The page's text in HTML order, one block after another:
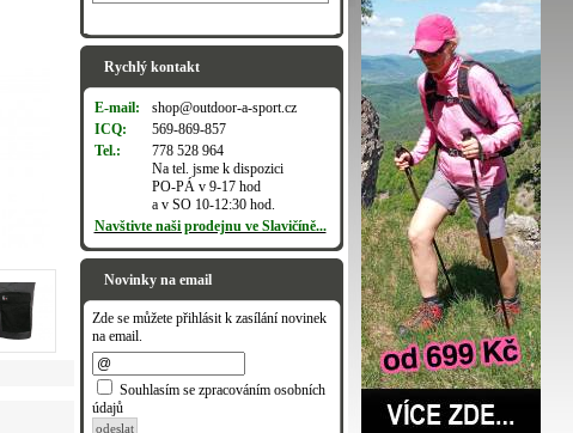
Rychlý kontakt
E-mail:
shop@outdoor-a-sport.cz
ICQ:
569-869-857
Tel.:
778 528 964
Na tel. jsme k dispozici
PO-PÁ v 9-17 hod
a v SO 10-12:30 hod.
Navštivte naši prodejnu ve Slavičíně...
Novinky na email
Zde se můžete přihlásit k zasílání novinek
na email.
Souhlasím se zpracováním osobních
údajů
odeslat